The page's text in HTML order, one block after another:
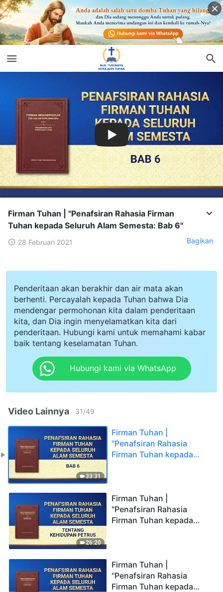
Firman Tuhan | "Penafsiran Rahasia Firman
Tuhan kepada Seluruh Alam Semesta: Bab 6"
28 Februari 2021 Bagikan
Penderitaan akan berakhir dan air mata akan
berhenti. Percayalah kepada Tuhan bahwa Dia
mendengar permohonan kita dalam penderitaan
kita, dan Dia ingin menyelamatkan kita dari
penderitaan. Hubungi kami untuk memahami kabar
baik tentang keselamatan Tuhan.
Hubungi kami via WhatsApp
Video Lainnya 31/49
33:31
Firman Tuhan |
"Penafsiran Rahasia
Firman Tuhan kepada
26:20
Firman Tuhan |
"Penafsiran Rahasia
Firman Tuhan kepada
Firman Tuhan |
"Penafsiran Rahasia
Firman Tuhan kepada